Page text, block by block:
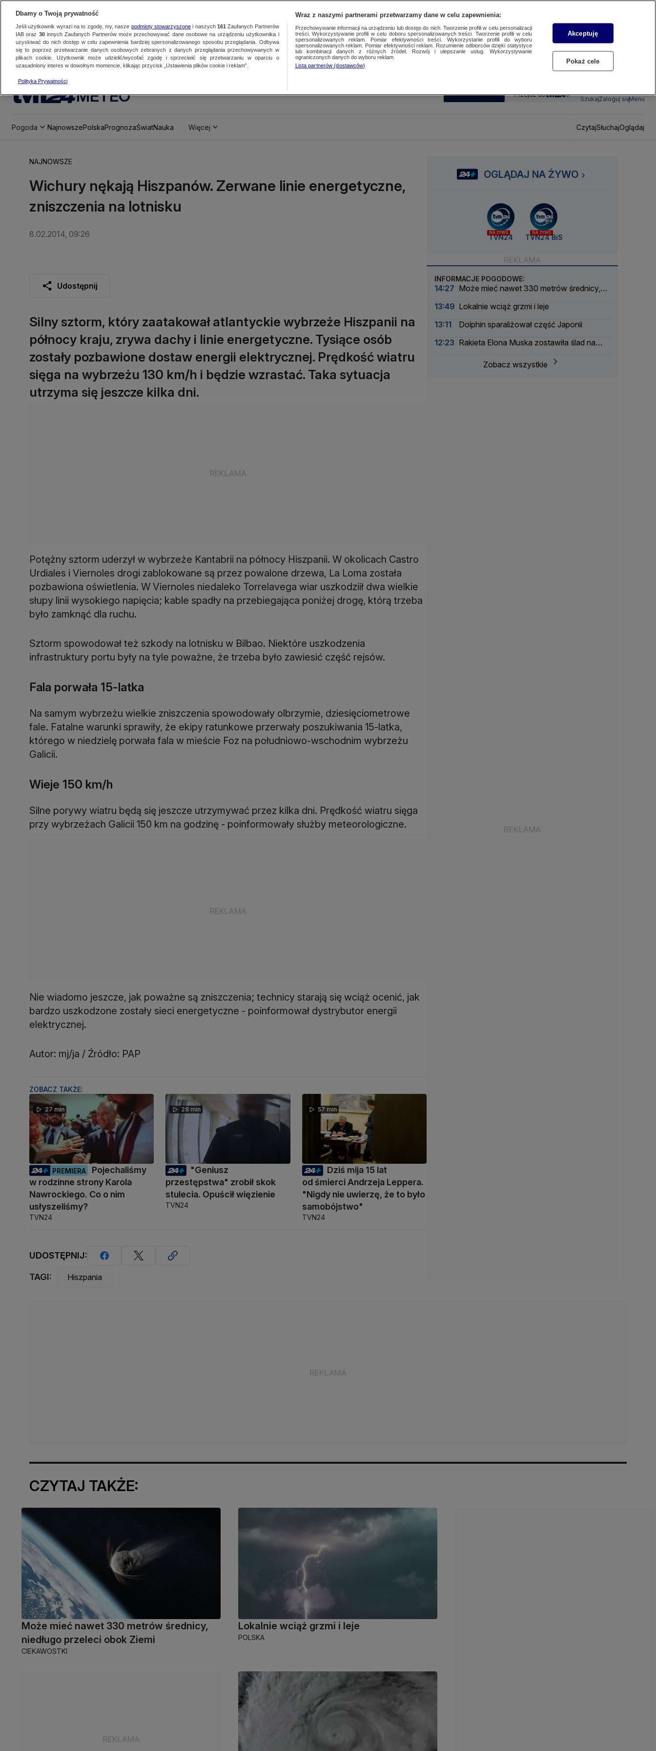
METEO SUBSKRYBUJ Przejdź do
SzukajZaloguj sięMenu
Pogoda NajnowszePolskaPrognozaŚwiatNauka Więcej CzytajSłuchajOglądaj
NAJNOWSZE
Wichury nękają Hiszpanów. Zerwane linie energetyczne,
zniszczenia na lotnisku
8.02.2014, 09:26
Udostępnij
Silny sztorm, który zaatakował atlantyckie wybrzeże Hiszpanii na
północy kraju, zrywa dachy i linie energetyczne. Tysiące osób
zostały pozbawione dostaw energii elektrycznej. Prędkość wiatru
sięga na wybrzeżu 130 km/h i będzie wzrastać. Taka sytuacja
utrzyma się jeszcze kilka dni.
Potężny sztorm uderzył w wybrzeże Kantabrii na północy Hiszpanii. W okolicach Castro
Urdiales i Viernoles drogi zablokowane są przez powalone drzewa, La Loma została
pozbawiona oświetlenia. W Viernoles niedaleko Torrelavega wiar uszkodziił dwa wielkie
słupy linii wysokiego napięcia; kable spadły na przebiegająca poniżej drogę, którą trzeba
było zamknąć dla ruchu.
Sztorm spowodował też szkody na lotnisku w Bilbao. Niektóre uszkodzenia
infrastruktury portu były na tyle poważne, że trzeba było zawiesić część rejsów.
Fala porwała 15-latka
Na samym wybrzeżu wielkie zniszczenia spowodowały olbrzymie, dziesięciometrowe
fale. Fatalne warunki sprawiły, że ekipy ratunkowe przerwały poszukiwania 15-latka,
którego w niedzielę porwała fala w mieście Foz na południowo-wschodnim wybrzeżu
Galicii.
Wieje 150 km/h
Silne porywy wiatru będą się jeszcze utrzymywać przez kilka dni. Prędkość wiatru sięga
przy wybrzeżach Galicii 150 km na godzinę - poinformowały służby meteorologiczne.
Nie wiadomo jeszcze, jak poważne są zniszczenia; technicy starają się wciąż ocenić, jak
bardzo uszkodzone zostały sieci energetyczne - poinformował dystrybutor energii
elektrycznej.
Autor: mj/ja / Źródło: PAP
ZOBACZ TAKŻE:
27 min
PREMIERA
Pojechaliśmy
w rodzinne strony Karola
Nawrockiego. Co o nim
usłyszeliśmy?
TVN24
28 min
"Geniusz
przestępstwa" zrobił skok
stulecia. Opuścił więzienie
TVN24
57 min
Dziś mija 15 lat
od śmierci Andrzeja Leppera.
"Nigdy nie uwierzę, że to było
samobójstwo"
TVN24
UDOSTĘPNIJ:
TAGI: Hiszpania
OGLĄDAJ NA ŻYWO
NA ŻYWO
TVN24
NA ŻYWO
TVN24 BiS
INFORMACJE POGODOWE:
14:27 Może mieć nawet 330 metrów średnicy,
13:49 Lokalnie wciąż grzmi i leje
13:11
Dolphin sparaliżował część Japonii
12:23 Rakieta Elona Muska zostawiła ślad na
Zobacz wszystkie
CZYTAJ TAKŻE:
Może mieć nawet 330 metrów średnicy,
niedługo przeleci obok Ziemi
CIEKAWOSTKI
Lokalnie wciąż grzmi i leje
POLSKA
Dbamy o Twoją prywatność
Jeśli użytkownik wyrazi na to zgodę, my, nasze podmioty stowarzyszonei naszych 161 Zaufanych Partnerów
IAB oraz 30innych Zaufanych Partnerów może przechowywać dane osobowe na urządzeniu użytkownika i
uzyskiwać do nich dostęp w celu zapewnienia bardziej spersonalizowanego sposobu przeglądania. Odbywa
się to poprzez przetwarzanie danych osobowych zebranych z danych przeglądania przechowywanych w
plikach cookie. Użytkownik może udzielić/wycofać zgodę i sprzeciwić się przetwarzaniu w oparciu o
uzasadniony interes w dowolnym momencie, klikając przycisk „Ustawienia plików cookie i reklam”.
Polityka Prywatności
Wraz z naszymi partnerami przetwarzamy dane w celu zapewnienia:
Przechowywanie informacji na urządzeniu lub dostęp do nich. Tworzenie profili w celu personalizacji
treści. Wykorzystywanie profili w celu doboru spersonalizowanych treści. Tworzenie profili w celu
spersonalizowanych reklam. Pomiar efektywności treści. Wykorzystanie profili do wyboru
spersonalizowanych reklam. Pomiar efektywności reklam. Rozumienie odbiorców dzięki statystyce
lub kombinacji danych z różnych źródeł. Rozwój i ulepszanie usług. Wykorzystywanie
ograniczonych danych do wyboru reklam.
Lista partnerów (dostawców)
Akceptuję
Pokaż cele